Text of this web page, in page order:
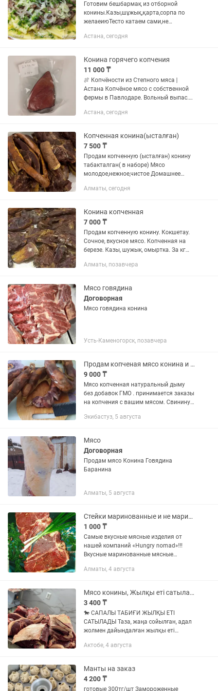
Готовим бешбармақ из отборной
конины.Казы,шұжық,қарта,сорпа по
желаеиюТесто катаем сами,не
корпоративы,обеды.Заказ за 1 день
самовывоз.Табақ на 10,12...
Астана, сегодня
Конина горячего копчения
11 000 ₸
🍖 Копчёности из Степного мяса |
Астана Копчёное мясо с собственной
фермы в Павлодаре. Вольный выпас.
фокусов. 💰 Цены за 1 кг: Мраморная
Астана, сегодня
Копченная конина(ысталған)
7 500 ₸
Продам копченную (ысталған) конину
табакталган( в наборе) Мясо
молодое,нежное,чистое Домашнее
Наборы разные от 5 кг Кг 7,500 тг От 10
Алматы, сегодня
Конина копченная
7 000 ₸
Продам копченную конину. Кокшетау.
Сочное, вкусное мясо. Копченная на
березе. Казы, шужык, омыртка. За кг
Алматы, позавчера
Мясо говядина
Договорная
Мясо говядина конина
Усть-Каменогорск, позавчера
Продам копченая мясо конина и курица.курдюк баранина.
9 000 ₸
Мясо копченная натуральный дыму
без добавок ГМО . принимается заказы
на копчения с вашим мясом. Свинину
Экибастуз, 5 августа
Мясо
Договорная
Продам мясо Конина Говядина
Баранина
Алматы, 5 августа
Стейки маринованные и не маринованные,чипсы мясные, купаты, бастурма
1 000 ₸
Самые вкусные мясные изделия от
нашей компаний «Hungry nomad»!!!
Вкусные маринованные мясные
соблюдением всех современных
богатств...
Алматы, 4 августа
Мясо конины, Жылқы еті сатылады
3 400 ₸
🐎 САПАЛЫ ТАБИҒИ ЖЫЛҚЫ ЕТІ
САТЫЛАДЫ Таза, жаңа сойылған, адал
жолмен дайындалған жылқы еті
өскен 🔹 Далада еркін жайылған,
бөлініп,...
Актобе, 4 августа
Манты на заказ
4 200 ₸
готовые 300тг/шт Замороженные